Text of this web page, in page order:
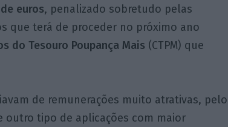
euros, penalizado sobretudo pelas
que terá de proceder no próximo ano
do Tesouro Poupança Mais (CTPM) que
de remunerações muito atrativas, pelo
outro tipo de aplicações com maior